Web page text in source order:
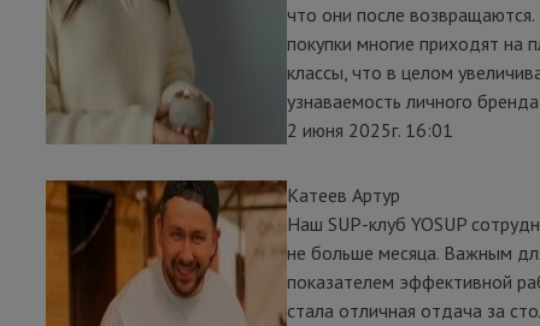
что они после
покупки многие приходят на
классы, что в целом
узнаваемость личного
2 июня 2025г. 16:01
Катеев Артур
Наш SUP-клуб YOSUP
не больше месяца. Важным
показателем эффективной
стала отличная отдача за